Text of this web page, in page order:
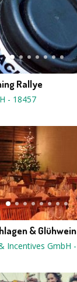
Rallye
- 18457
& Glühwein
Incentives GmbH -